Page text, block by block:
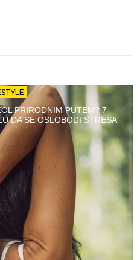
PRIRODNIM PUTEM? 7
DA SE OSLOBODI STRESA